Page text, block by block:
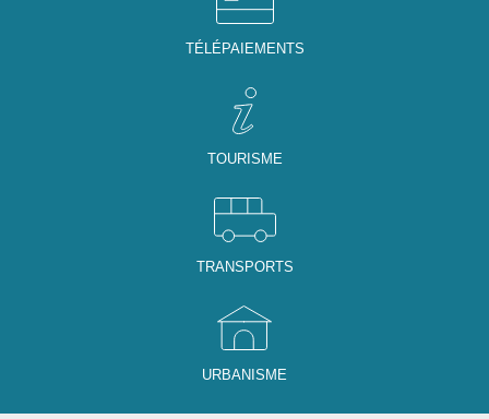
TÉLÉPAIEMENTS
TOURISME
TRANSPORTS
URBANISME